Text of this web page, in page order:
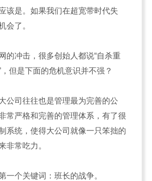
该是。如果我们在超宽带时代失
会了。
的冲击，很多创始人都说“自杀重
但是下面的危机意识并不强？
公司往往也是管理最为完善的公
常严格和完善的管理体系，有了很
系统，使得大公司就像一只笨拙的
非常吃力。
一个关键词：班长的战争。